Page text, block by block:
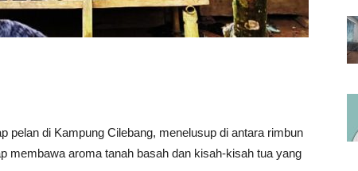
pelan di Kampung Cilebang, menelusup di antara rimbun
membawa aroma tanah basah dan kisah-kisah tua yang